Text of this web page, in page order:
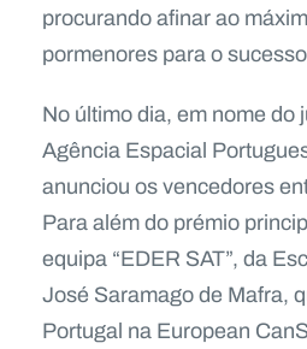
procurando afinar ao
pormenores para o
No último dia, em nome do
Agência Espacial
anunciou os vencedores
Para além do prémio
equipa “EDER SAT”, da
José Saramago de Mafra,
Portugal na European